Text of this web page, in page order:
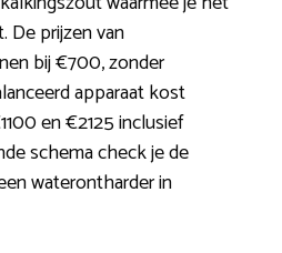
prijzen van
bij €700, zonder
apparaat kost
en €2125 inclusief
schema check je de
waterontharder in